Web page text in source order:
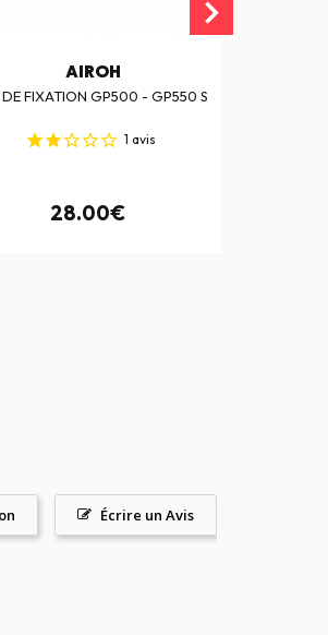
AIROH
DE FIXATION GP500 - GP550 S
1 avis
28.00€
Écrire un Avis